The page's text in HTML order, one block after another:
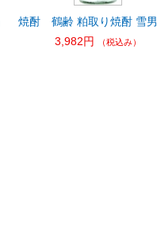
焼酎 鶴齢 粕取り焼酎 雪男
3,982円
（税込み）